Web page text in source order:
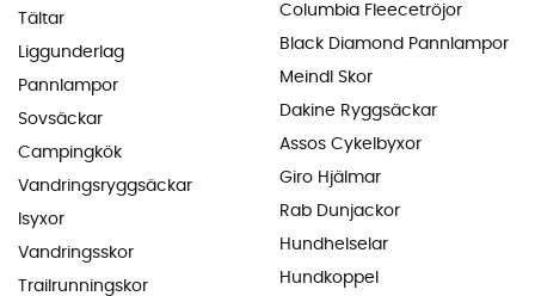
Tältar
Liggunderlag
Pannlampor
Sovsäckar
Campingkök
Vandringsryggsäckar
Isyxor
Vandringsskor
Trailrunningskor
Columbia Fleecetröjor
Black Diamond Pannlampor
Meindl Skor
Dakine Ryggsäckar
Assos Cykelbyxor
Giro Hjälmar
Rab Dunjackor
Hundhelselar
Hundkoppel